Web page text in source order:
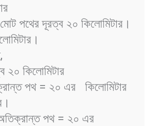
পথের দূরত্ব ২০ কিলোমিটার।
২০ কিলোমিটার
পথ = ২০ এর
কিলোমিটার
পথ = ২০ এর